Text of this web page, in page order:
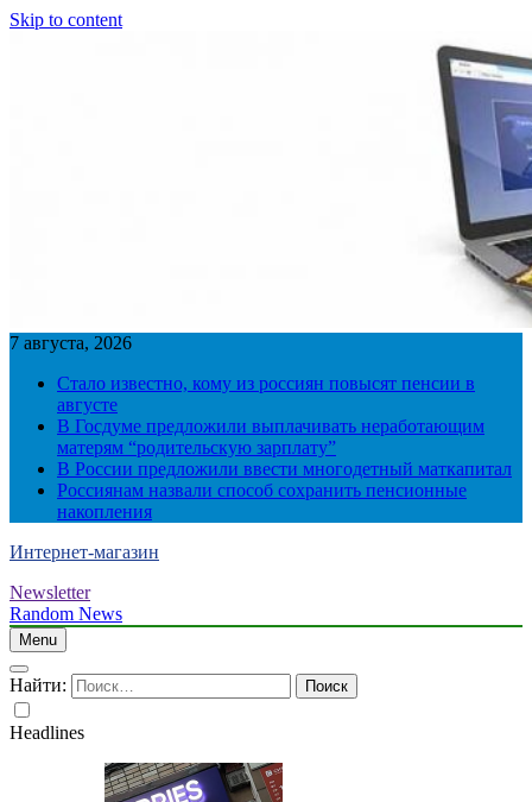
Skip to content
7 августа, 2026
Стало известно, кому из россиян повысят пенсии в
августе
В Госдуме предложили выплачивать неработающим
матерям “родительскую зарплату”
В России предложили ввести многодетный маткапитал
Россиянам назвали способ сохранить пенсионные
накопления
Интернет-магазин
Newsletter
Random News
Menu
Найти:
Headlines